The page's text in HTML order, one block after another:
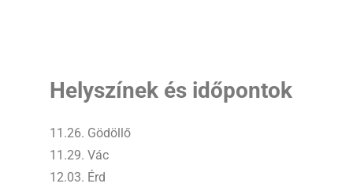
Helyszínek és időpontok
11.26. Gödöllő
11.29. Vác
12.03. Érd